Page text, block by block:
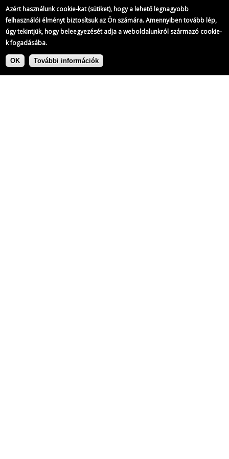
Azért használunk cookie-kat (sütiket), hogy a lehető legnagyobb
felhasználói élményt biztosítsuk az Ön számára. Amennyiben tovább lép,
úgy tekintjük, hogy beleegyezését adja a weboldalunkról származó cookie-
k fogadásába.
OK További információk
Ugrás
Címke: